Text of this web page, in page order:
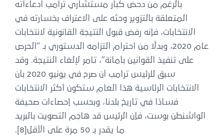
بالرغم من دحض كبار مستشاري ترامب ادعاءاته
المتعلقة بالتزوير وحثه على الاعتراف بخسارته في
الانتخابات، فإنه رفض قبول النتيجة القانونية لانتخابات
عام 2020، وبدلًا من احترام التزامه الدستوري بـ “الحرص
على تنفيذ القوانين بأمانة”، تآمر لإلغاء النتيجة. وقد
سبق للرئيس ترامب أن صرح في يونيو 2020 بأن
الانتخابات الرئاسية هذا العام ستكون أكثر الانتخابات
فسادًا في تاريخ بلدنا، وبحسب إحصاءات صحيفة
الواشنطن بوست، فإن الرئيس قد هاجم التصويت بالبريد
ما يقدر بـ 50 مرة على الأقل[8].